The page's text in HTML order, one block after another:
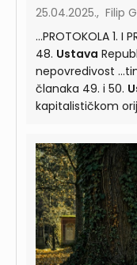
25.04.2025., Filip
...PROTOKOLA 1. I
48. Ustava
nepovredivost ...tim, treba naglasiti i odredbe
članaka 49. i 50.